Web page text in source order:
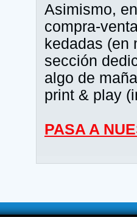
Asimismo,
compra-
kedadas (en
sección
algo de
print & play
PASA A